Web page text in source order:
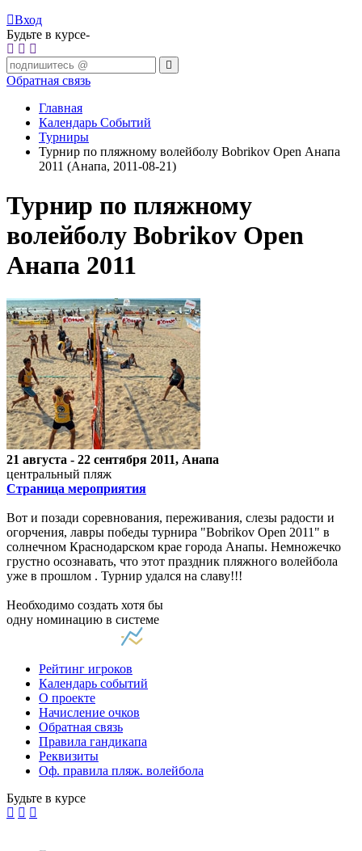
Вход
Будьте в курсе-
Обратная связь
Главная
Календарь Событий
Турниры
Турнир по пляжному волейболу Bobrikov Open Анапа
2011 (Анапа, 2011-08-21)
Турнир по пляжному
волейболу Bobrikov Open
Анапа 2011
21 августа - 22 сентября 2011, Анапа
центральный пляж
Страница мероприятия
Вот и позади соревнования, переживания, слезы радости и
огорчения, лавры победы турнира "Bobrikov Open 2011" в
солнечном Краснодарском крае города Анапы. Немножечко
грустно осознавать, что этот праздник пляжного волейбола
уже в прошлом . Турнир удался на славу!!!
Необходимо создать хотя бы
одну номинацию в системе
Рейтинг игроков
Календарь событий
О проекте
Начисление очков
Обратная связь
Правила гандикапа
Реквизиты
Оф. правила пляж. волейбола
Будьте в курсе